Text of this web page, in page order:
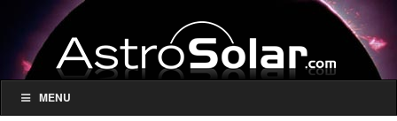
MENU